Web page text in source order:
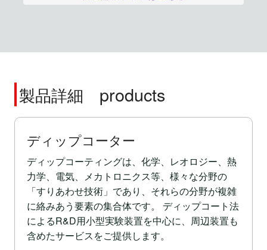
製品詳細 products
ディップコーター
ディップコーティングは、化学、レオロジー、熱
力学、電気、メカトロニクス等、様々な分野の
「すりあわせ技術」であり、それらの分野が複雑
に絡みあう要素の集合体です。 ディップコート法
によるR&D用小型実験装置を中心に、周辺装置も
含めたサービスをご提供します。